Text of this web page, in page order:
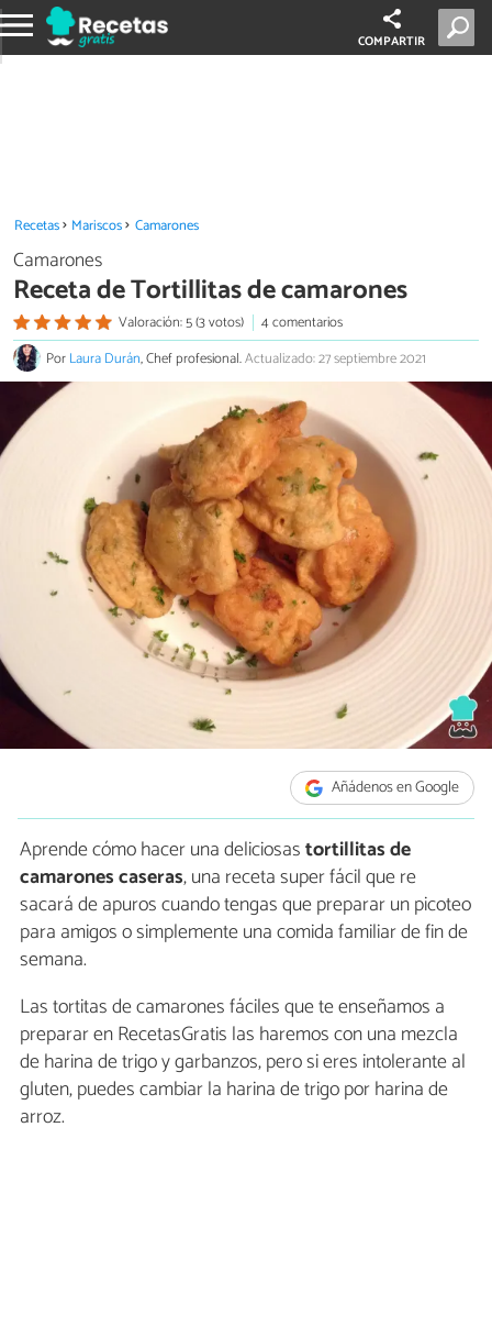
COMPARTIR
Recetas Mariscos Camarones
Camarones
Receta de Tortillitas de camarones
Valoración: 5 (3 votos)
4 comentarios
PorLaura Durán, Chef profesional.Actualizado: 27 septiembre 2021
Añádenos en Google
Aprende cómo hacer una deliciosastortillitas de
camarones caseras, una receta super fácil que re
sacará de apuros cuando tengas que preparar un picoteo
para amigos o simplemente una comida familiar de fin de
semana.
Las tortitas de camarones fáciles que te enseñamos a
preparar en RecetasGratis las haremos con una mezcla
de harina de trigo y garbanzos, pero si eres intolerante al
gluten, puedes cambiar la harina de trigo por harina de
arroz.